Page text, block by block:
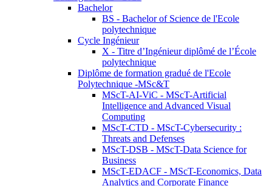
Bachelor
BS - Bachelor of Science de l'Ecole
polytechnique
Cycle Ingénieur
X - Titre d’Ingénieur diplômé de l’École
polytechnique
Diplôme de formation gradué de l'Ecole
Polytechnique -MSc&T
MScT-AI-ViC - MScT-Artificial
Intelligence and Advanced Visual
Computing
MScT-CTD - MScT-Cybersecurity :
Threats and Defenses
MScT-DSB - MScT-Data Science for
Business
MScT-EDACF - MScT-Economics, Data
Analytics and Corporate Finance